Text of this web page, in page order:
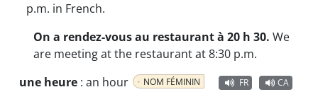
p.m. in French.
On a rendez-vous au restaurant à 20 h 30. We
are meeting at the restaurant at 8:30 p.m.
une heure : an hour NOM FÉMININ FR CA